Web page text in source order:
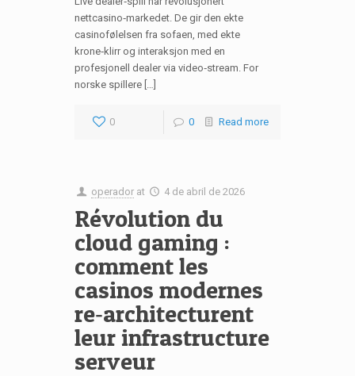
nettcasino‑markedet. De gir den ekte
casinofølelsen fra sofaen, med ekte
krone‑klirr og interaksjon med en
profesjonell dealer via video‑stream. For
norske spillere […]
0 0 Read more
operador at 4 de abril de 2026
Révolution du
cloud gaming :
comment les
casinos modernes
re‑architecturent
leur infrastructure
serveur